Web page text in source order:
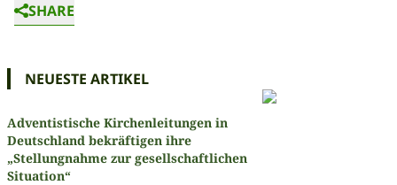
SHARE
NEUESTE ARTIKEL
Adventistische Kirchenleitungen in
Deutschland bekräftigen ihre
„Stellungnahme zur gesellschaftlichen
Situation“